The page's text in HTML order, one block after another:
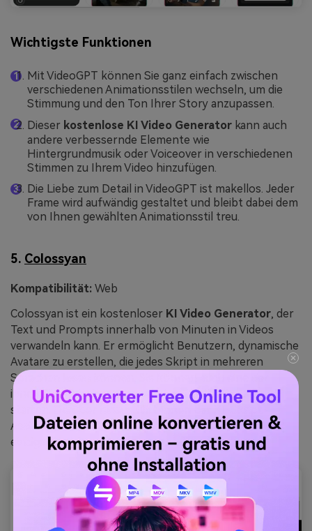
Wichtigste Funktionen
Mit VideoGPT können Sie ganz einfach zwischen
verschiedenen Animationsstilen wechseln, um die
Stimmung und den Ton Ihrer Story anzupassen.
Dieser kostenlose KI Video Generator kann auch
andere verbessernde Elemente wie
Hintergrundmusik oder Voiceover in verschiedenen
Stimmen zu Ihrem Video hinzufügen.
Die Liebe zum Detail in VideoGPT ist makellos. Jeder
Frame wird aufwändig gestaltet und bleibt dabei dem
von Ihnen gewählten Animationsstil treu.
5. Colossyan
Kompatibilität: Web
Colossyan ist ein kostenloser KI Video Generator, der
Text und Prompts innerhalb von Minuten in Videos
verwandeln kann. Er ermöglicht Benutzern, dynamische
Avatare zu erstellen, die jedes Skript in mehreren
Sprachen lesen können. Sie können auch eine der
innovativen Vorlagen verwenden, um Ihr Projekt zu
starten. Darüber hinaus hilft Ihnen der KI-Skript-
Assistent mit GPT-4-Integration, ansprechende und
einzigartige Videoskripte zu erstellen.